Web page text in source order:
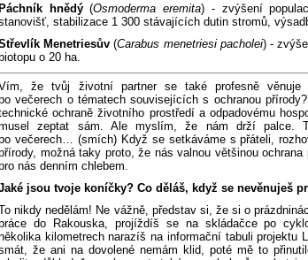
hnědý(Osmoderma eremita) - zvýšení
stabilizace 1 300 stávajících dutin stromů,
Menetriesův (Carabus menetriesi pacholei) -
o 20 ha.
že tvůj životní partner se také profesně věnuje
večerech o tématech souvisejících s ochranou
ochraně životního prostředí a odpadovému
zeptat sám. Ale myslím, že nám drží palce.
večerech… (smích) Když se setkáváme s přáteli,
možná taky proto, že nás valnou většinou
nás denním chlebem.
jsou tvoje koníčky? Co děláš, když se nevěnuješ
nikdy nedělám! Ne vážně, představ si, že si o
do Rakouska, projíždíš se na skládačce po
kilometrech narazíš na informační tabuli projektu
že ani na dovolené nemám klid, poté mě to